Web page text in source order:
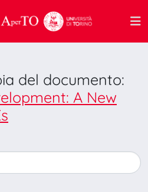
del documento:
A New